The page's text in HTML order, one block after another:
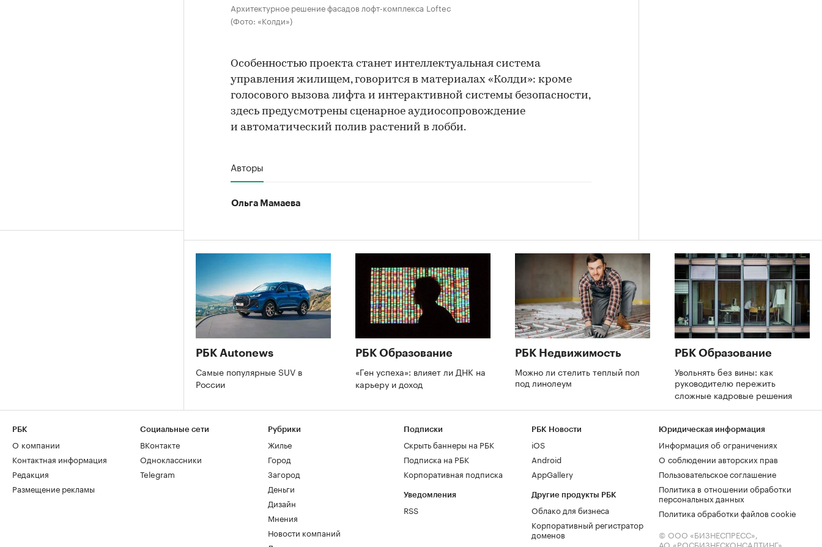
Архитектурное решение фасадов лофт-комплекса Loftec
(Фото: «Колди»)
Особенностью проекта станет интеллектуальная система
управления жилищем, говорится в материалах «Колди»: кроме
голосового вызова лифта и интерактивной системы безопасности,
здесь предусмотрены сценарное аудиосопровождение
и автоматический полив растений в лобби.
Авторы
Ольга Мамаева
РБК Autonews
Самые популярные SUV в
России
РБК Образование
«Ген успеха»: влияет ли ДНК на
карьеру и доход
РБК Недвижимость
Можно ли стелить теплый пол
под линолеум
РБК Образование
Увольнять без вины: как
руководителю пережить
сложные кадровые решения
РБК
О компании
Контактная информация
Редакция
Размещение рекламы
Социальные сети
ВКонтакте
Одноклассники
Telegram
Рубрики
Жилье
Город
Загород
Деньги
Дизайн
Мнения
Новости компаний
Подписки
Скрыть баннеры на РБК
Подписка на РБК
Корпоративная подписка
Уведомления
RSS
РБК Новости
iOS
Android
AppGallery
Другие продукты РБК
Облако для бизнеса
Корпоративный регистратор
доменов
Юридическая информация
Информация об ограничениях
О соблюдении авторских прав
Пользовательское соглашение
Политика в отношении обработки
персональных данных
Политика обработки файлов cookie
© ООО «БИЗНЕСПРЕСС»,
АО «РОСБИЗНЕСКОНСАЛТИНГ»,